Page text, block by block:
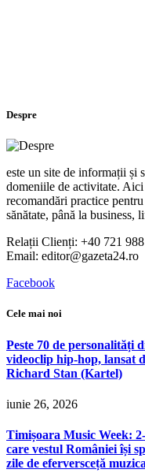
Despre
este un site de informații și
domeniile de activitate.
recomandări practice
sănătate, până la business,
Relații Clienți: +40 721
Email: editor@gazeta24.ro
Facebook
Cele mai noi
Peste 70 de personalități
videoclip hip-hop, lansat
Richard Stan (Kartel)
iunie 26, 2026
Timișoara Music Week:
care vestul României își
zile de eferversceță